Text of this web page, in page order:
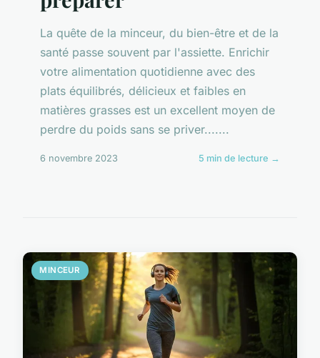
La quête de la minceur, du bien-être et de la
santé passe souvent par l'assiette. Enrichir
votre alimentation quotidienne avec des
plats équilibrés, délicieux et faibles en
matières grasses est un excellent moyen de
perdre du poids sans se priver.......
6 novembre 2023 5 min de lecture →
MINCEUR